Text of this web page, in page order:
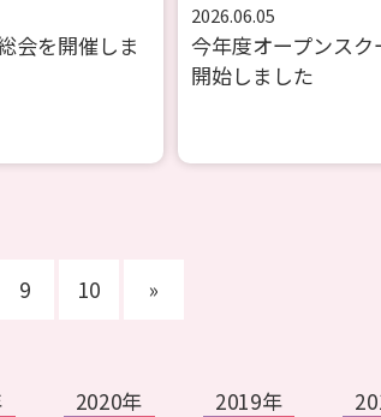
会を開催しま
2026.06.05
今年度オープンス
開始しました
9 10 »
2020年 2019年